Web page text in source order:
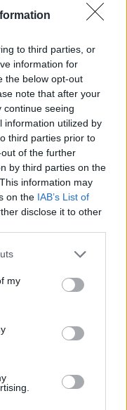
to third parties, or
information for
the below opt-out
note that after your
continue seeing
information utilized by
third parties prior to
of the further
by third parties on the
information may
on the IAB’s List of
disclose it to other
my
sârbe care a
a fost aleasă
și a renunțat
Simion n-a
de Papa